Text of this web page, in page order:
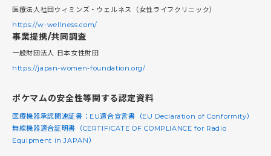
医療法人社団ウィミンズ・ウェルネス（女性ライフクリニック）
https://w-wellness.com/
事業提携/共同調査
一般財団法人 日本女性財団
https://japan-women-foundation.org/
ポケマムの安全性等関する認定資料
医療機器承認関連証書：EU適合宣言書（EU Declaration of Conformity）
無線機器適合証明書（CERTIFICATE OF COMPLIANCE for Radio
Equipment in JAPAN）